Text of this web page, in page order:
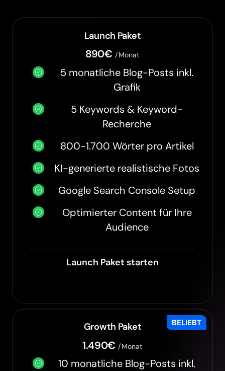
Launch Paket
890€ /Monat
5 monatliche Blog-Posts inkl.
Grafik
5 Keywords & Keyword-
Recherche
800-1.700 Wörter pro Artikel
KI-generierte realistische Fotos
Google Search Console Setup
Optimierter Content für Ihre
Audience
Launch Paket starten
BELIEBT
Growth Paket
1.490€ /Monat
10 monatliche Blog-Posts inkl.